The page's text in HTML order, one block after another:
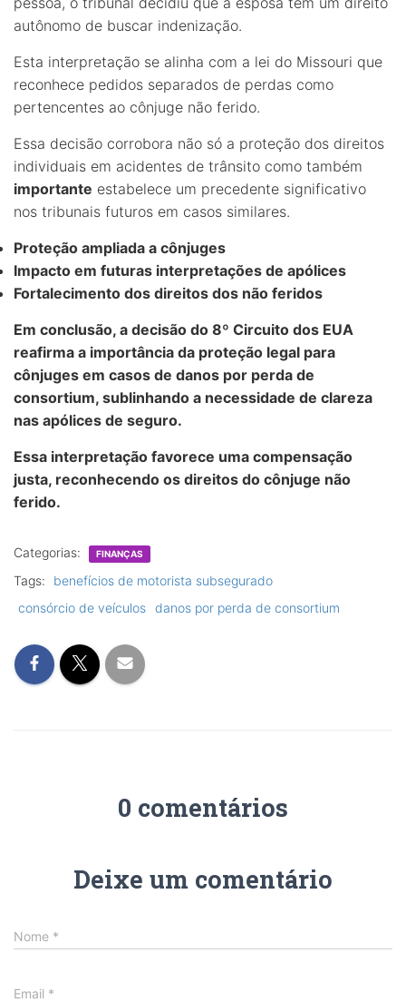
autônomo de buscar indenização.
Esta interpretação se alinha com a lei do Missouri que
reconhece pedidos separados de perdas como
pertencentes ao cônjuge não ferido.
Essa decisão corrobora não só a proteção dos direitos
individuais em acidentes de trânsito como também
importante estabelece um precedente significativo
nos tribunais futuros em casos similares.
Proteção ampliada a cônjuges
Impacto em futuras interpretações de apólices
Fortalecimento dos direitos dos não feridos
Em conclusão, a decisão do 8º Circuito dos EUA
reafirma a importância da proteção legal para
cônjuges em casos de danos por perda de
consortium, sublinhando a necessidade de clareza
nas apólices de seguro.
Essa interpretação favorece uma compensação
justa, reconhecendo os direitos do cônjuge não
ferido.
Categorias: FINANÇAS
Tags:
benefícios de motorista subsegurado
consórcio de veículos danos por perda de consortium
0 comentários
Deixe um comentário
Nome *
Email *